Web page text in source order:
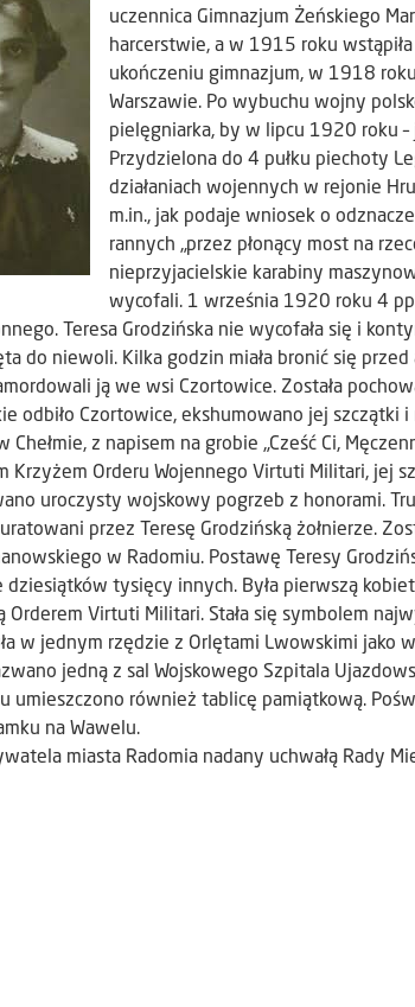
uczennica Gimnazjum Żeńskiego
harcerstwie, a w 1915 roku
ukończeniu gimnazjum, w 1918
Warszawie. Po wybuchu wojny
pielęgniarka, by w lipcu 1920 roku –
Przydzielona do 4 pułku piechoty
działaniach wojennych w rejonie
m.in., jak podaje wniosek o
rannych „przez płonący most na
nieprzyjacielskie karabiny
wycofali. 1 września 1920 roku 4
Teresa Grodzińska nie wycofała się i
do niewoli. Kilka godzin miała bronić się
ją we wsi Czortowice. Została
odbiło Czortowice, ekshumowano jej szczątki
z napisem na grobie „Cześć Ci,
Krzyżem Orderu Wojennego Virtuti Militari, jej
uroczysty wojskowy pogrzeb z honorami.
przez Teresę Grodzińską żołnierze.
w Radomiu. Postawę Teresy
tysięcy innych. Była pierwszą
Orderem Virtuti Militari. Stała się symbolem
w jednym rzędzie z Orlętami Lwowskimi jako
jedną z sal Wojskowego Szpitala
umieszczono również tablicę pamiątkową.
na Wawelu.
miasta Radomia nadany uchwałą Rady